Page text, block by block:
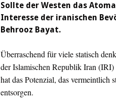
Sollte der Westen das
Interesse der iranischen
Behrooz Bayat.
Überraschend für viele statisch
der Islamischen Republik Iran
hat das Potenzial, das vermeintlich
entsorgen.